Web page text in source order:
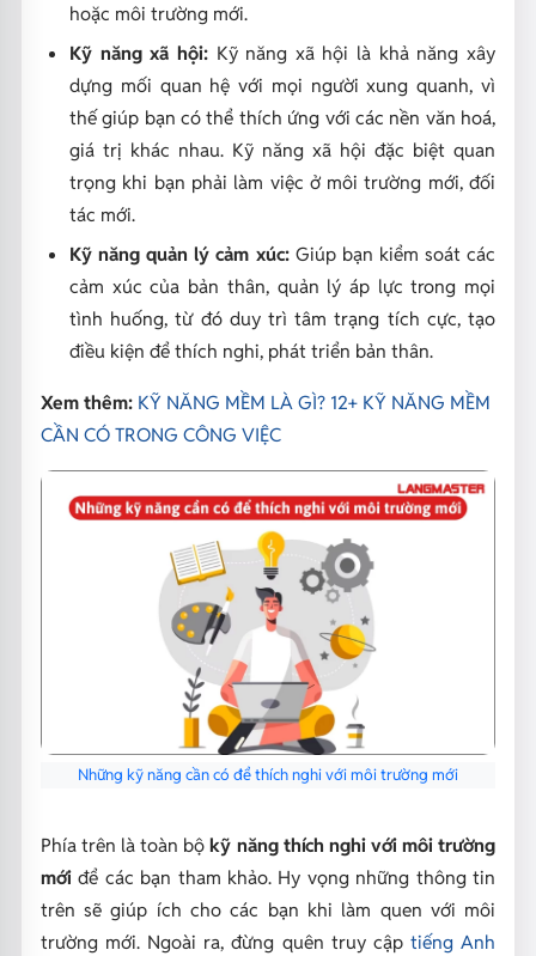
hoặc môi trường mới.
Kỹ năng xã hội: Kỹ năng xã hội là khả năng xây
dựng mối quan hệ với mọi người xung quanh, vì
thế giúp bạn có thể thích ứng với các nền văn hoá,
giá trị khác nhau. Kỹ năng xã hội đặc biệt quan
trọng khi bạn phải làm việc ở môi trường mới, đối
tác mới.
Kỹ năng quản lý cảm xúc:Giúp bạn kiểm soát các
cảm xúc của bản thân, quản lý áp lực trong mọi
tình huống, từ đó duy trì tâm trạng tích cực, tạo
điều kiện để thích nghi, phát triển bản thân.
Xem thêm: KỸ NĂNG MỀM LÀ GÌ? 12+ KỸ NĂNG MỀM
CẦN CÓ TRONG CÔNG VIỆC
Những kỹ năng cần có để thích nghi với môi trường mới
Phía trên là toàn bộkỹ năng thích nghi với môi trường
mớiđể các bạn tham khảo. Hy vọng những thông tin
trên sẽ giúp ích cho các bạn khi làm quen với môi
trường mới. Ngoài ra, đừng quên truy cập tiếng Anh